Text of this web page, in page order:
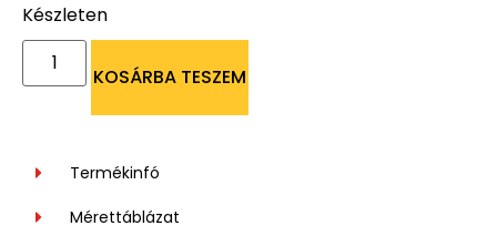
Készleten
KOSÁRBA TESZEM
Termékinfó
Mérettáblázat